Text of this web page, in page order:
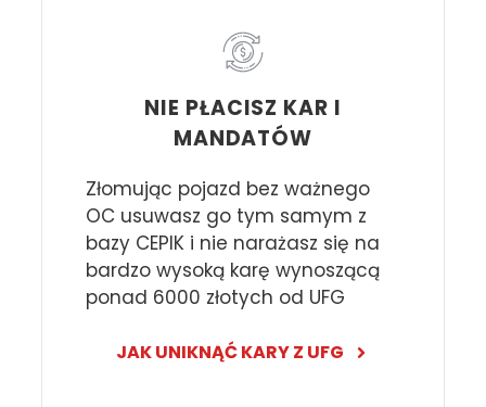
NIE PŁACISZ KAR I
MANDATÓW
Złomując pojazd bez ważnego
OC usuwasz go tym samym z
bazy CEPIK i nie narażasz się na
bardzo wysoką karę wynoszącą
ponad 6000 złotych od UFG
JAK UNIKNĄĆ KARY Z UFG